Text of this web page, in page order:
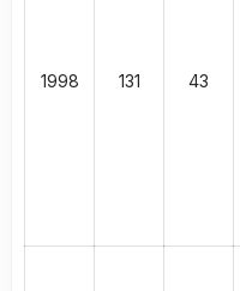
1998 131 43